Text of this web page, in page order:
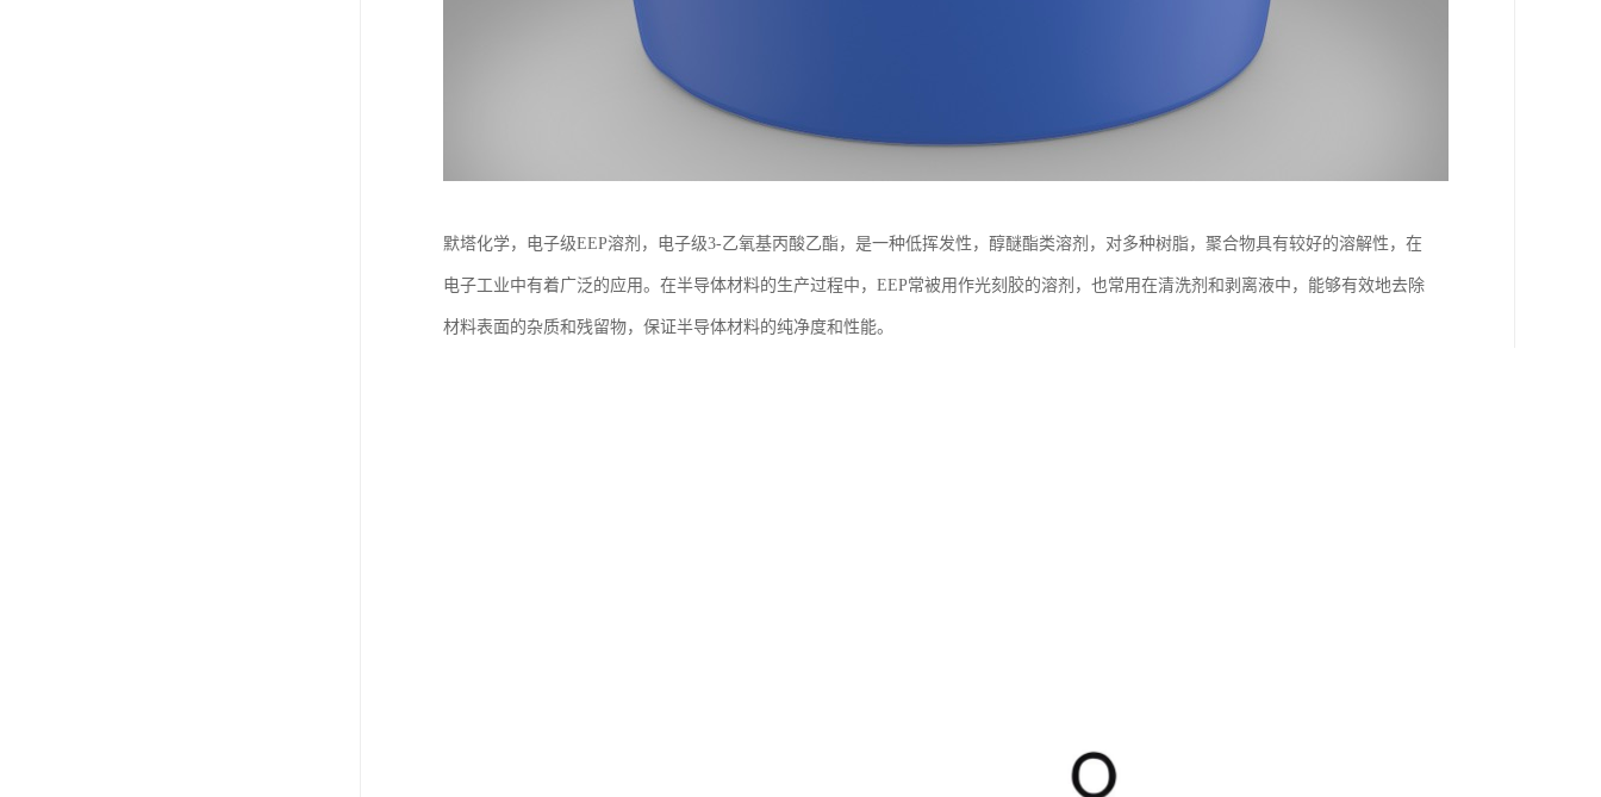
默塔化学，电子级EEP溶剂，电子级3-乙氧基丙酸乙酯，是一种低挥发性，醇醚酯类溶剂，对多种树脂，聚合物具有较好的溶解性，在
电子工业中有着广泛的应用。在半导体材料的生产过程中，EEP常被用作光刻胶的溶剂，也常用在清洗剂和剥离液中，能够有效地去除
材料表面的杂质和残留物，保证半导体材料的纯净度和性能。